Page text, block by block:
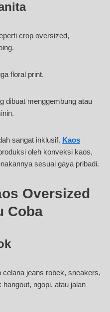
crop oversized,
floral print.
dibuat menggembung atau
sangat inklusif. Kaos
oleh konveksi kaos,
sesuai gaya pribadi.
Oversized
Coba
jeans robek, sneakers,
ngopi, atau jalan